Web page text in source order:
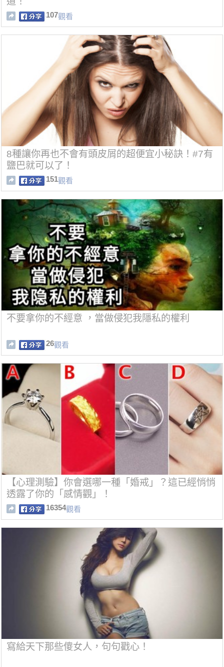
107觀看
8種讓你再也不會有頭皮屑的超便宜小秘訣！#7有
鹽巴就可以了！
151觀看
不要拿你的不經意 ，當做侵犯我隱私的權利
26觀看
【心理測驗】你會選哪一種「婚戒」？這已經悄悄
透露了你的「感情觀」！
16354觀看
寫給天下那些傻女人，句句戳心！